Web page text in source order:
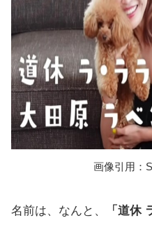
画像引用：
名前は、なんと、
「道休